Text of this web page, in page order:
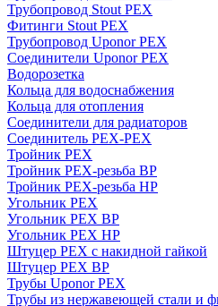
Трубопровод Stout PEX
Фитинги Stout PEX
Трубопровод Uponor PEX
Соединители Uponor PEX
Водорозетка
Кольца для водоснабжения
Кольца для отопления
Соединители для радиаторов
Соединитель PEX-PEX
Тройник PEX
Тройник PEX-резьба ВР
Тройник PEX-резьба НР
Угольник PEX
Угольник PEX ВР
Угольник PEX НР
Штуцер PEX c накидной гайкой
Штуцер PEX ВР
Трубы Uponor PEX
Трубы из нержавеющей стали и